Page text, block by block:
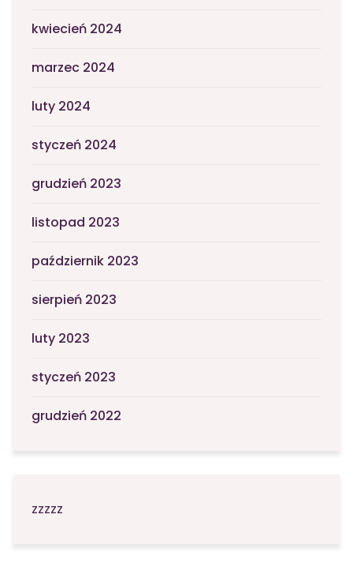
kwiecień 2024
marzec 2024
luty 2024
styczeń 2024
grudzień 2023
listopad 2023
październik 2023
sierpień 2023
luty 2023
styczeń 2023
grudzień 2022
zzzzz